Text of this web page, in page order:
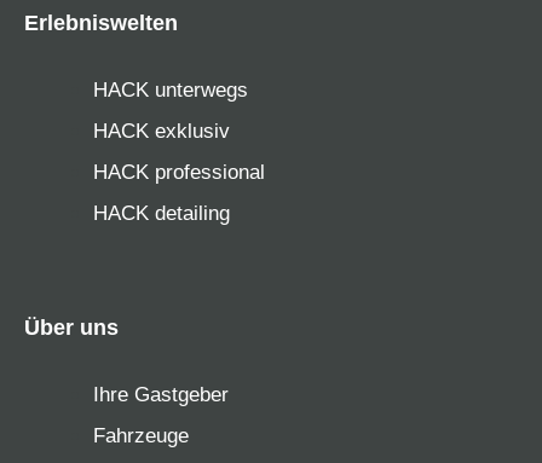
Erlebniswelten
HACK unterwegs
HACK exklusiv
HACK professional
HACK detailing
Über uns
Ihre Gastgeber
Fahrzeuge